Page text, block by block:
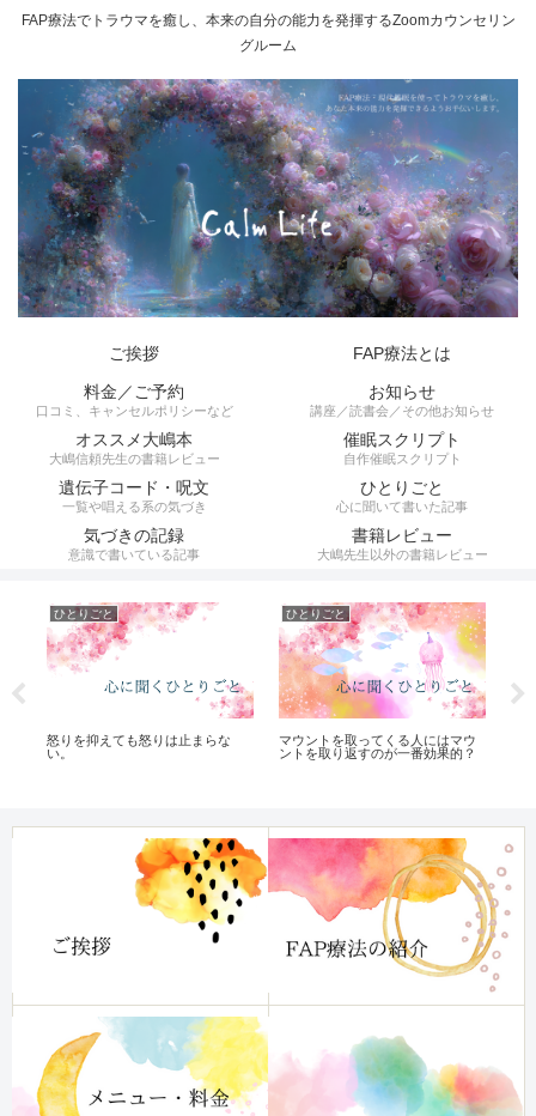
FAP療法でトラウマを癒し、本来の自分の能力を発揮するZoomカウンセリン
グルーム
ご挨拶
FAP療法とは
料金／ご予約
口コミ、キャンセルポリシーなど
お知らせ
講座／読書会／その他お知らせ
オススメ大嶋本
大嶋信頼先生の書籍レビュー
催眠スクリプト
自作催眠スクリプト
遺伝子コード・呪文
一覧や唱える系の気づき
ひとりごと
心に聞いて書いた記事
気づきの記録
意識で書いている記事
書籍レビュー
大嶋先生以外の書籍レビュー
ひとりごと
怒りを抑えても怒りは止まらな
い。
ひとりごと
マウントを取ってくる人にはマウ
ントを取り返すのが一番効果的？